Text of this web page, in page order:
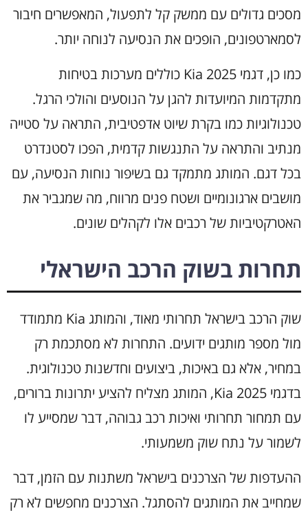
מסכים גדולים עם ממשק קל לתפעול, המאפשרים חיבור
לסמארטפונים, הופכים את הנסיעה לנוחה יותר.
כמו כן, דגמי Kia 2025 כוללים מערכות בטיחות
מתקדמות המיועדות להגן על הנוסעים והולכי הרגל.
טכנולוגיות כמו בקרת שיוט אדפטיבית, התראה על סטייה
מנתיב והתראה על התנגשות קדמית, הפכו לסטנדרט
בכל דגם. המותג מתמקד גם בשיפור נוחות הנסיעה, עם
מושבים ארגונומיים ושטח פנים מרווח, מה שמגביר את
האטרקטיביות של רכבים אלו לקהלים שונים.
תחרות בשוק הרכב הישראלי
שוק הרכב בישראל תחרותי מאוד, והמותג Kia מתמודד
מול מספר מותגים ידועים. התחרות לא מסתכמת רק
במחיר, אלא גם באיכות, ביצועים וחדשנות טכנולוגית.
בדגמי Kia 2025, המותג מצליח להציע יתרונות ברורים,
עם תמחור תחרותי ואיכות רכב גבוהה, דבר שמסייע לו
לשמור על נתח שוק משמעותי.
ההעדפות של הצרכנים בישראל משתנות עם הזמן, דבר
שמחייב את המותגים להסתגל. הצרכנים מחפשים לא רק